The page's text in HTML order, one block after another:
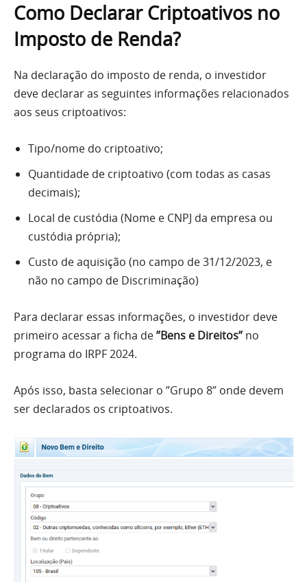
Como Declarar Criptoativos no
Imposto de Renda?
Na declaração do imposto de renda, o investidor
deve declarar as seguintes informações relacionados
aos seus criptoativos:
Tipo/nome do criptoativo;
Quantidade de criptoativo (com todas as casas
decimais);
Local de custódia (Nome e CNPJ da empresa ou
custódia própria);
Custo de aquisição (no campo de 31/12/2023, e
não no campo de Discriminação)
Para declarar essas informações, o investidor deve
primeiro acessar a ficha de”Bens e Direitos” no
programa do IRPF 2024.
Após isso, basta selecionar o ”Grupo 8” onde devem
ser declarados os criptoativos.